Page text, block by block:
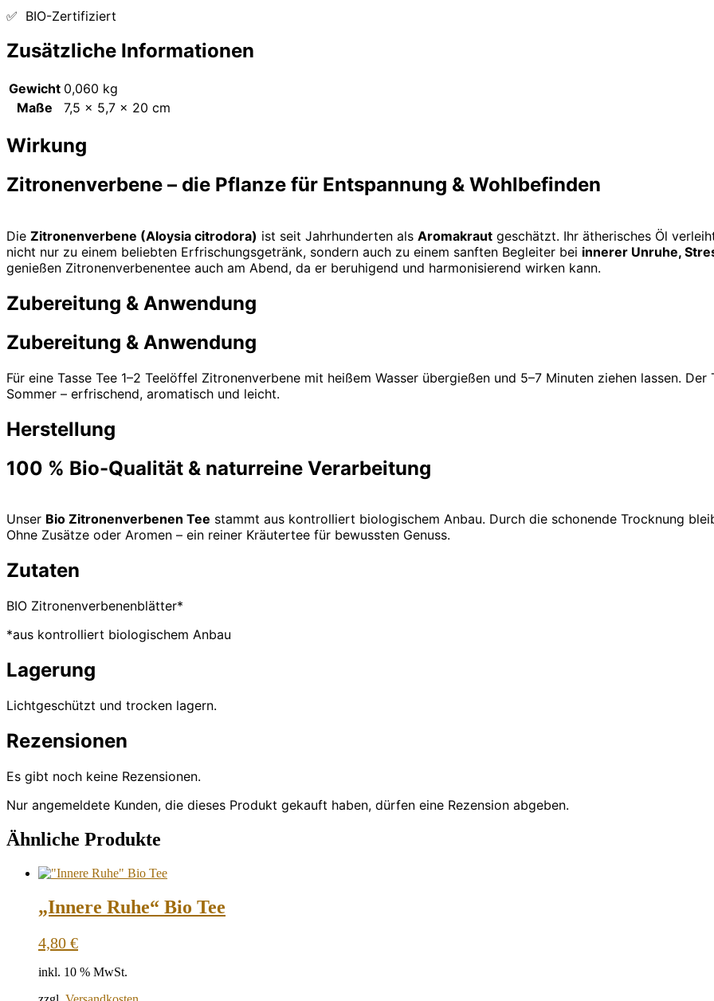
✅ BIO-Zertifiziert
Zusätzliche Informationen
Gewicht 0,060 kg
Maße
7,5 × 5,7 × 20 cm
Wirkung
Zitronenverbene – die Pflanze für Entspannung & Wohlbefinden
Die Zitronenverbene (Aloysia citrodora) ist seit Jahrhunderten als Aromakraut geschätzt. Ihr ätherisches Öl
nicht nur zu einem beliebten Erfrischungsgetränk, sondern auch zu einem sanften Begleiter bei innerer Unruhe,
genießen Zitronenverbenentee auch am Abend, da er beruhigend und harmonisierend wirken kann.
Zubereitung & Anwendung
Zubereitung & Anwendung
Für eine Tasse Tee 1–2 Teelöffel Zitronenverbene mit heißem Wasser übergießen und 5–7 Minuten ziehen lassen.
Sommer – erfrischend, aromatisch und leicht.
Herstellung
100 % Bio-Qualität & naturreine Verarbeitung
Unser Bio Zitronenverbenen Tee stammt aus kontrolliert biologischem Anbau. Durch die schonende Trocknung
Ohne Zusätze oder Aromen – ein reiner Kräutertee für bewussten Genuss.
Zutaten
BIO Zitronenverbenenblätter*
*aus kontrolliert biologischem Anbau
Lagerung
Lichtgeschützt und trocken lagern.
Rezensionen
Es gibt noch keine Rezensionen.
Nur angemeldete Kunden, die dieses Produkt gekauft haben, dürfen eine Rezension abgeben.
Ähnliche Produkte
„Innere Ruhe“ Bio Tee
4,80 €
inkl. 10 % MwSt.